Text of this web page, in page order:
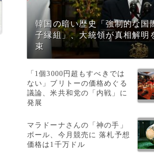
韓国の暗い歴史「強制的な国
子縁組」、大統領が真相解明
束
「1個3000円超もすべきでは
ない」ブリトーの価格めぐる
議論、米共和党の「内戦」に
発展
マラドーナさんの「神の手」
ボール、今月競売に 落札予想
価格は1千万ドル